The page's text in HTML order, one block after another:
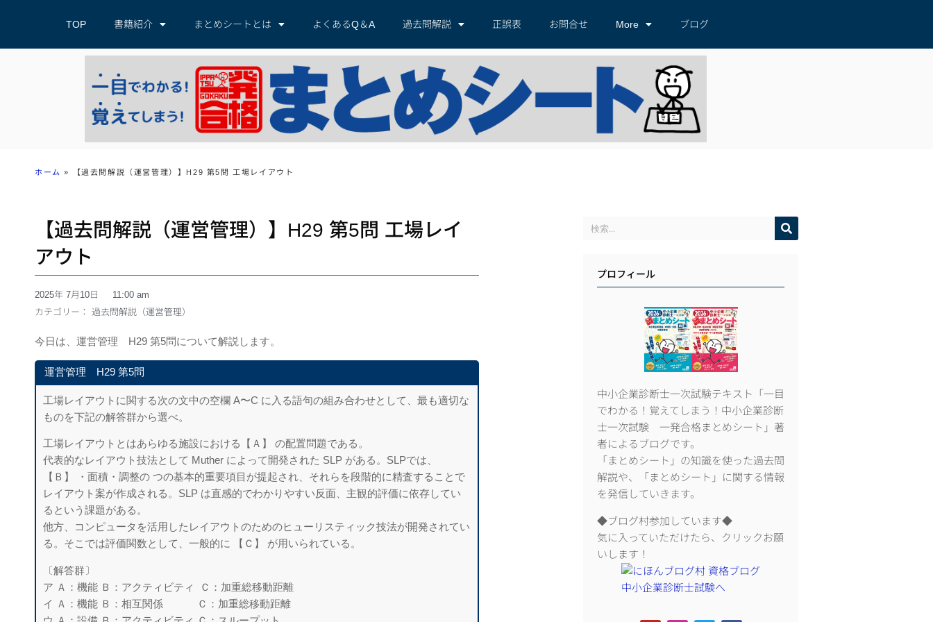
TOP 書籍紹介 まとめシートとは よくあるQ＆A 過去問解説 正誤表 お問合せ More ブログ
ホーム » 【過去問解説（運営管理）】H29 第5問 工場レイアウト
【過去問解説（運営管理）】H29 第5問 工場レイ
アウト
2025年 7月10日
11:00 am
カテゴリー： 過去問解説（運営管理）
今日は、運営管理 H29 第5問について解説します。
運営管理 H29 第5問
工場レイアウトに関する次の文中の空欄 A〜C に入る語句の組み合わせとして、最も適切な
ものを下記の解答群から選べ。
工場レイアウトとはあらゆる施設における【Ａ】 の配置問題である。
代表的なレイアウト技法として Muther によって開発された SLP がある。SLPでは、
【Ｂ】 ・面積・調整の つの基本的重要項目が提起され、それらを段階的に精査することで
レイアウト案が作成される。SLP は直感的でわかりやすい反面、主観的評価に依存してい
るという課題がある。
他方、コンピュータを活用したレイアウトのためのヒューリスティック技法が開発されてい
る。そこでは評価関数として、一般的に 【Ｃ】 が用いられている。
〔解答群〕
ア Ａ：機能 Ｂ：アクティビティ Ｃ：加重総移動距離
イ Ａ：機能 Ｂ：相互関係 Ｃ：加重総移動距離
プロフィール
中小企業診断士一次試験テキスト「一目
でわかる！覚えてしまう！中小企業診断
士一次試験 一発合格まとめシート」著
者によるブログです。
「まとめシート」の知識を使った過去問
解説や、「まとめシート」に関する情報
を発信していきます。
◆ブログ村参加しています◆
気に入っていただけたら、クリックお願
いします！